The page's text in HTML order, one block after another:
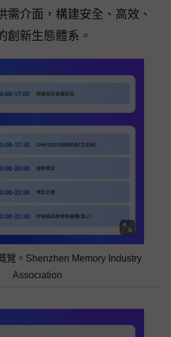
需介面，構建安全、高效、
創新生態體系。
覽。Shenzhen Memory Industry
Association